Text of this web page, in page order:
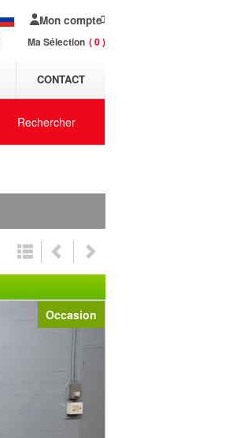
Mon compte
Ma Sélection 0
CONTACT
Rechercher
Occasion